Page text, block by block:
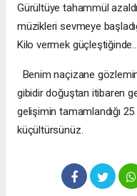
Gürültüye tahammül
müzikleri sevmeye
Kilo vermek
Benim naçizane
gibidir doğuştan itibaren
gelişimin tamamlandığı 25
küçültürsünüz.